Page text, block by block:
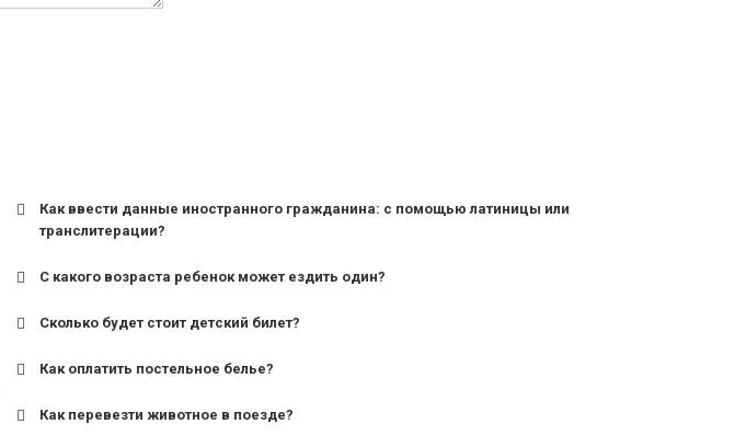
Как ввести данные иностранного гражданина: с помощью латиницы или
транслитерации?
С какого возраста ребенок может ездить один?
для поездов дальнего следования — от 10 лет и старше;
Сколько будет стоит детский билет?
Как оплатить постельное белье?
Как перевезти животное в поезде?